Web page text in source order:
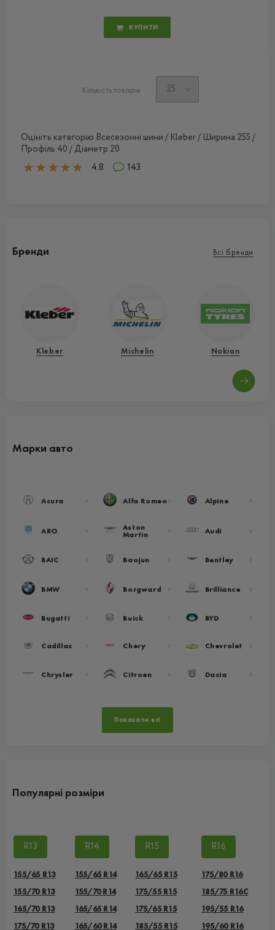
КУПИТИ
Кількість товарів
Оцініть категорію Всесезонні шини / Kleber / Ширина 255 /
Профіль 40 / Діаметр 20
4.8
143
Бренди Всі бренди
Kleber Michelin Nokian
Марки авто
Acura Alfa Romeo Alpine
ARO Aston
Martin Audi
BAIC Baojun Bentley
BMW Borgward Brilliance
Bugatti Buick BYD
Cadillac Chery Chevrolet
Chrysler Citroen Dacia
Показати всі
Популярні розміри
R13
155/65 R13
155/70 R13
165/70 R13
175/70 R13
R14
155/65 R14
155/70 R14
165/65 R14
165/60 R14
R15
165/65 R15
175/55 R15
175/65 R15
185/55 R15
R16
175/80 R16
185/75 R16C
195/55 R16
195/60 R16